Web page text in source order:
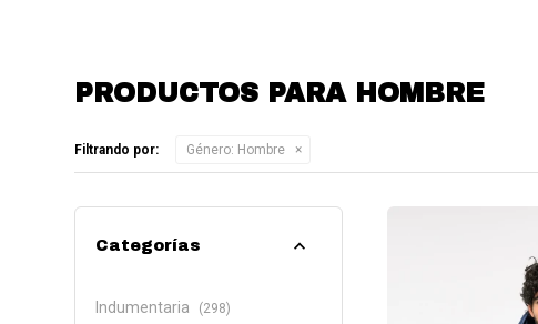
PRODUCTOS PARA HOMBRE
Filtrando por: Género: Hombre
Categorías
Indumentaria (298)